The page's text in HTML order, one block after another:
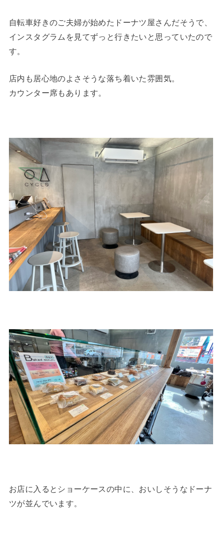
自転車好きのご夫婦が始めたドーナツ屋さんだそうで、
インスタグラムを見てずっと行きたいと思っていたので
す。
店内も居心地のよさそうな落ち着いた雰囲気。
カウンター席もあります。
お店に入るとショーケースの中に、おいしそうなドーナ
ツが並んでいます。